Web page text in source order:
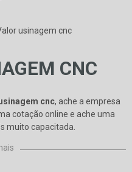
usinagem cnc
CNC
cnc, ache a empresa
cotação online e ache uma
muito capacitada.